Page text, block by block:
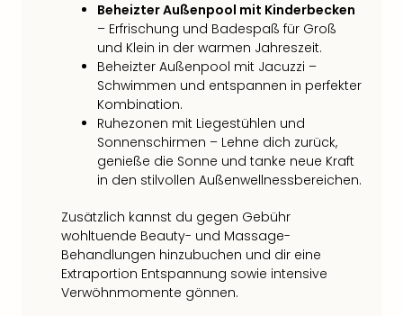
Beheizter Außenpool mit Kinderbecken
– Erfrischung und Badespaß für Groß
und Klein in der warmen Jahreszeit.
Beheizter Außenpool mit Jacuzzi –
Schwimmen und entspannen in perfekter
Kombination.
Ruhezonen mit Liegestühlen und
Sonnenschirmen – Lehne dich zurück,
genieße die Sonne und tanke neue Kraft
in den stilvollen Außenwellnessbereichen.
Zusätzlich kannst du gegen Gebühr
wohltuende Beauty- und Massage-
Behandlungen hinzubuchen und dir eine
Extraportion Entspannung sowie intensive
Verwöhnmomente gönnen.